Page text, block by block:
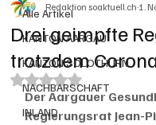
Alle Artikel
KANTON AARGAU
KANTON SOLOTHURN
NACHBARSCHAFT
INLAND
Drei geimpfte
trotzdem
Redaktion soaktuell.ch1.
Mit NaN von 5 Sternen
Der Aargauer
Regierungsrat Jean-